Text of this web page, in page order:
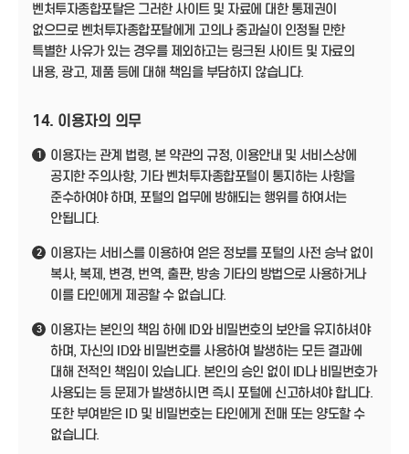
벤처투자종합포탈은 그러한 사이트 및 자료에 대한 통제권이
없으므로 벤처투자종합포탈에게 고의나 중과실이 인정될 만한
특별한 사유가 있는 경우를 제외하고는 링크된 사이트 및 자료의
내용, 광고, 제품 등에 대해 책임을 부담하지 않습니다.
14. 이용자의 의무
1
이용자는 관계 법령, 본 약관의 규정, 이용안내 및 서비스상에
공지한 주의사항, 기타 벤처투자종합포털이 통지하는 사항을
준수하여야 하며, 포털의 업무에 방해되는 행위를 하여서는
안됩니다.
2
이용자는 서비스를 이용하여 얻은 정보를 포털의 사전 승낙 없이
복사, 복제, 변경, 번역, 출판, 방송 기타의 방법으로 사용하거나
이를 타인에게 제공할 수 없습니다.
3
이용자는 본인의 책임 하에 ID와 비밀번호의 보안을 유지하셔야
하며, 자신의 ID와 비밀번호를 사용하여 발생하는 모든 결과에
대해 전적인 책임이 있습니다. 본인의 승인 없이 ID나 비밀번호가
사용되는 등 문제가 발생하시면 즉시 포털에 신고하셔야 합니다.
또한 부여받은 ID 및 비밀번호는 타인에게 전매 또는 양도할 수
없습니다.